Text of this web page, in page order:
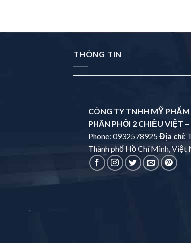
THÔNG TIN
CÔNG TY TNHH MỸ
PHÂN PHỐI 2 CHIỀU VIỆT –
Phone: 0932578925Địa chỉ:
Thành phố Hồ Chí Minh, Việt